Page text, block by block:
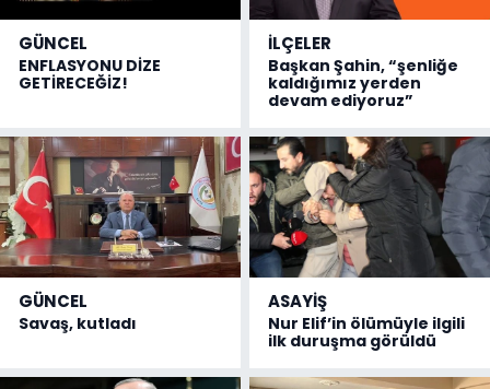
GÜNCEL
ENFLASYONU DİZE
GETİRECEĞİZ!
İLÇELER
Başkan Şahin, “şenliğe
kaldığımız yerden
devam ediyoruz”
GÜNCEL
Savaş, kutladı
ASAYİŞ
Nur Elif’in ölümüyle ilgili
ilk duruşma görüldü